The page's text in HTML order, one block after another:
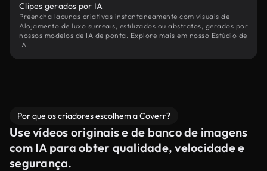
Clipes gerados por IA
Preencha lacunas criativas instantaneamente com visuais de
Alojamento de luxo surreais, estilizados ou abstratos, gerados por
nossos modelos de IA de ponta. Explore mais em nosso Estúdio de
IA.
Por que os criadores escolhem a Coverr?
Use vídeos originais e de banco de imagens
com IA para obter qualidade, velocidade e
segurança.